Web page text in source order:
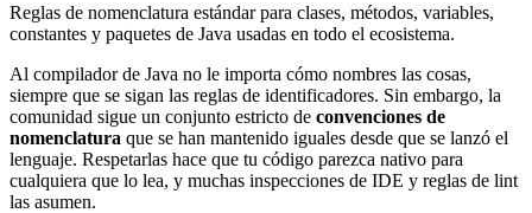
Reglas de nomenclatura estándar para clases, métodos, variables,
constantes y paquetes de Java usadas en todo el ecosistema.
Al compilador de Java no le importa cómo nombres las cosas,
siempre que se sigan las reglas de identificadores. Sin embargo, la
comunidad sigue un conjunto estricto de convenciones de
nomenclatura que se han mantenido iguales desde que se lanzó el
lenguaje. Respetarlas hace que tu código parezca nativo para
cualquiera que lo lea, y muchas inspecciones de IDE y reglas de lint
las asumen.